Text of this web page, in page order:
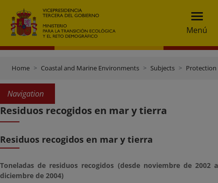
Menú
Home Coastal and Marine Environments Subjects
Navigation
Residuos recogidos en mar y tierra
Residuos recogidos en mar y tierra
Toneladas de residuos recogidos (desde noviembre de 2002 a
diciembre de 2004)